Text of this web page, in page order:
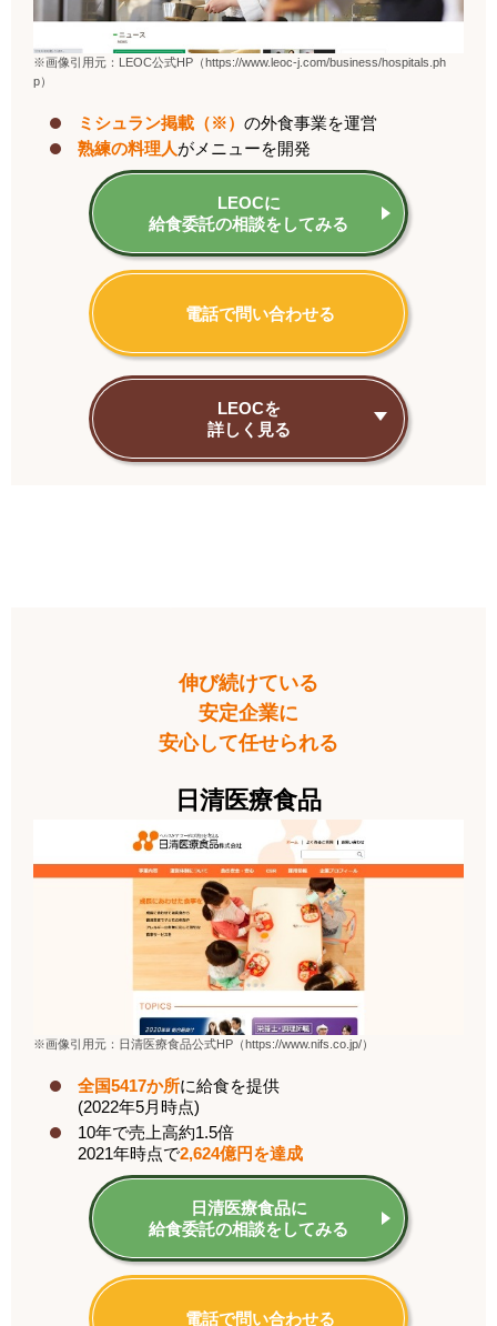
※画像引用元：LEOC公式HP（https://www.leoc-j.com/business/hospitals.ph
p）
ミシュラン掲載（※） の外食事業を運営
熟練の料理人が メニューを開発
LEOCに
給食委託の相談をしてみる
電話で問い合わせる
LEOCを
詳しく見る
伸び続けている
安定企業に
安心して任せられる
日清医療食品
※画像引用元：日清医療食品公式HP（https://www.nifs.co.jp/）
全国5417か所に給食を提供
(2022年5月時点)
10年で売上高約1.5倍
2021年時点で2,624億円を達成
日清医療食品に
給食委託の相談をしてみる
電話で問い合わせる